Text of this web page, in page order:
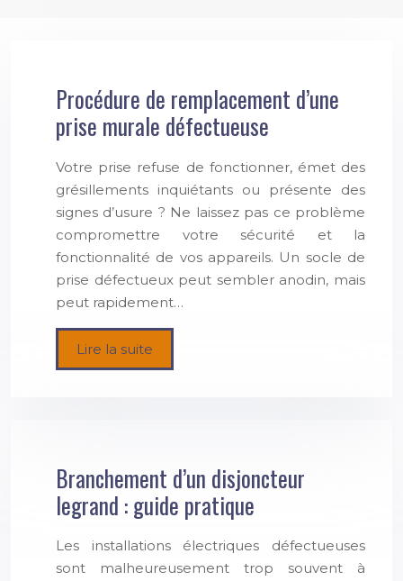
Procédure de remplacement d’une
prise murale défectueuse
Votre prise refuse de fonctionner, émet des
grésillements inquiétants ou présente des
signes d’usure ? Ne laissez pas ce problème
compromettre votre sécurité et la
fonctionnalité de vos appareils. Un socle de
prise défectueux peut sembler anodin, mais
peut rapidement…
Lire la suite
Branchement d’un disjoncteur
legrand : guide pratique
Les installations électriques défectueuses
sont malheureusement trop souvent à